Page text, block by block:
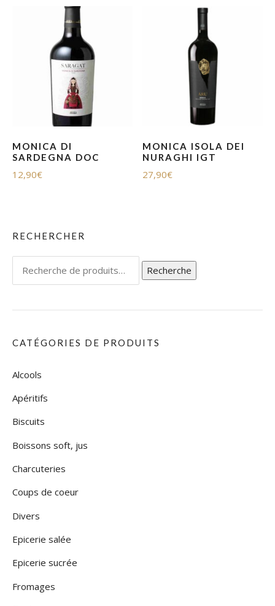
MONICA DI
SARDEGNA DOC
12,90€
MONICA ISOLA DEI
NURAGHI IGT
27,90€
RECHERCHER
Recherche
CATÉGORIES DE PRODUITS
Alcools
Apéritifs
Biscuits
Boissons soft, jus
Charcuteries
Coups de coeur
Divers
Epicerie salée
Epicerie sucrée
Fromages